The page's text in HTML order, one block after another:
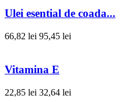
Ulei esential de coada...
66,82 lei 95,45 lei
Vitamina E
22,85 lei 32,64 lei